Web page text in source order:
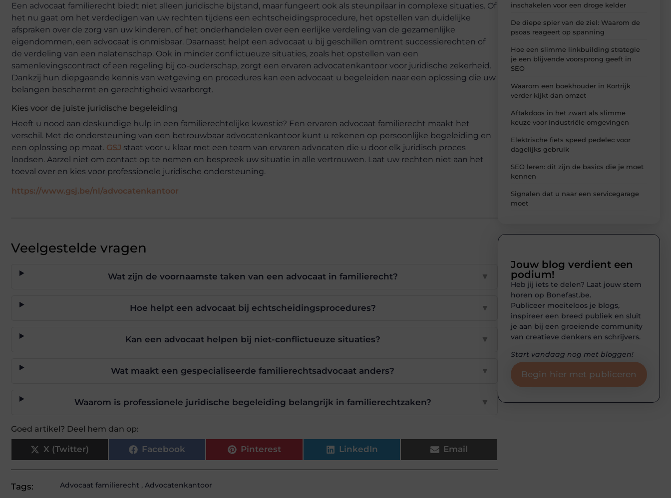
Een advocaat familierecht biedt niet alleen juridische bijstand, maar fungeert ook als steunpilaar in complexe situaties. Of
het nu gaat om het verdedigen van uw rechten tijdens een echtscheidingsprocedure, het opstellen van duidelijke
afspraken over de zorg van uw kinderen, of het onderhandelen over een eerlijke verdeling van de gezamenlijke
eigendommen, een advocaat is onmisbaar. Daarnaast helpt een advocaat u bij geschillen omtrent successierechten of
de verdeling van een nalatenschap. Ook in minder conflictueuze situaties, zoals het opstellen van een
samenlevingscontract of een regeling bij co-ouderschap, zorgt een ervaren advocatenkantoor voor juridische zekerheid.
Dankzij hun diepgaande kennis van wetgeving en procedures kan een advocaat u begeleiden naar een oplossing die uw
belangen beschermt en gerechtigheid waarborgt.
Kies voor de juiste juridische begeleiding
Heeft u nood aan deskundige hulp in een familierechtelijke kwestie? Een ervaren advocaat familierecht maakt het
verschil. Met de ondersteuning van een betrouwbaar advocatenkantoor kunt u rekenen op persoonlijke begeleiding en
een oplossing op maat. GSJ staat voor u klaar met een team van ervaren advocaten die u door elk juridisch proces
loodsen. Aarzel niet om contact op te nemen en bespreek uw situatie in alle vertrouwen. Laat uw rechten niet aan het
toeval over en kies voor professionele juridische ondersteuning.
https://www.gsj.be/nl/advocatenkantoor
Veelgestelde vragen
Wat zijn de voornaamste taken van een advocaat in familierecht? ▼
Hoe helpt een advocaat bij echtscheidingsprocedures? ▼
Kan een advocaat helpen bij niet-conflictueuze situaties? ▼
Wat maakt een gespecialiseerde familierechtsadvocaat anders? ▼
Waarom is professionele juridische begeleiding belangrijk in familierechtzaken? ▼
Goed artikel? Deel hem dan op:
X (Twitter) Facebook Pinterest LinkedIn Email
Tags: Advocaat familierecht , Advocatenkantoor
inschakelen voor een droge kelder
De diepe spier van de ziel: Waarom de
psoas reageert op spanning
Hoe een slimme linkbuilding strategie
je een blijvende voorsprong geeft in
SEO
Waarom een boekhouder in Kortrijk
verder kijkt dan omzet
Aftakdoos in het zwart als slimme
keuze voor industriële omgevingen
Elektrische fiets speed pedelec voor
dagelijks gebruik
SEO leren: dit zijn de basics die je moet
kennen
Signalen dat u naar een servicegarage
moet
Jouw blog verdient een
podium!
Heb jij iets te delen? Laat jouw stem
horen op Bonefast.be.
Publiceer moeiteloos je blogs,
inspireer een breed publiek en sluit
je aan bij een groeiende community
van creatieve denkers en schrijvers.
Start vandaag nog met bloggen!
Begin hier met publiceren